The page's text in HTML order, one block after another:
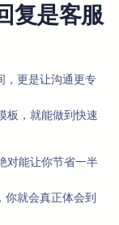
复是客服
，更是让沟通更专
板，就能做到快速
对能让你节省一半
你就会真正体会到